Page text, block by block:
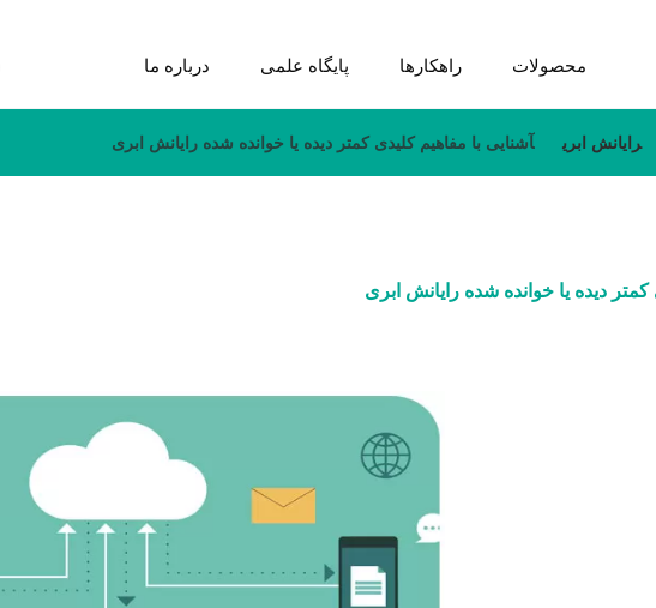
محصولات راهکارها پایگاه علمی درباره ما
رایانش ابری آشنایی با مفاهیم کلیدی کمتر دیده یا خوانده شده رایانش ابری
کمتر دیده یا خوانده شده رایانش ابری